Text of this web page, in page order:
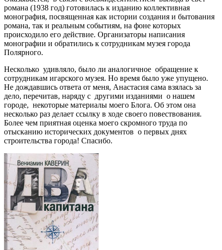
романа (1938 год) готовилась к изданию коллективная
монография, посвященная как истории создания и бытования
романа, так и реальным событиям, на фоне которых
происходило его действие. Организаторы написания
монографии и обратились к сотрудникам музея города
Полярного.
Несколько удивляло, было ли аналогичное обращение к
сотрудникам игарского музея. Но время было уже упущено.
Не дождавшись ответа от меня, Анастасия сама взялась за
дело, перечитав, наряду с другими изданиями о нашем
городе, некоторые материалы моего Блога. Об этом она
несколько раз делает ссылку в ходе своего повествования.
Более чем приятная оценка моего скромного труда по
отысканию исторических документов о первых днях
строительства города! Спасибо.